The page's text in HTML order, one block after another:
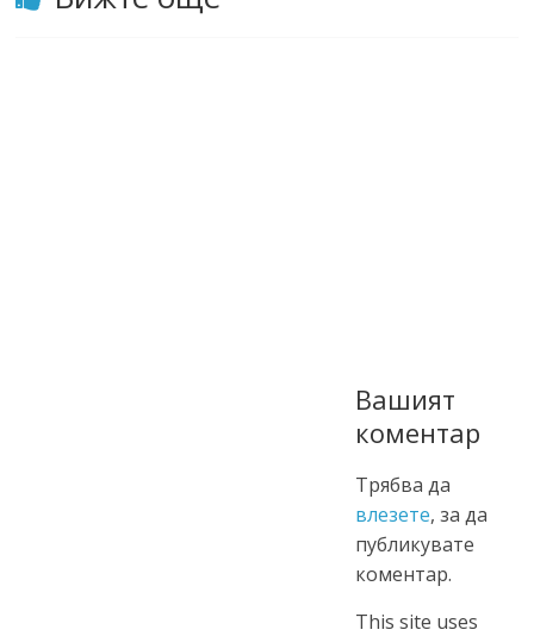
Вашият
коментар
Трябва да
влезете, за да
публикувате
коментар.
This site uses